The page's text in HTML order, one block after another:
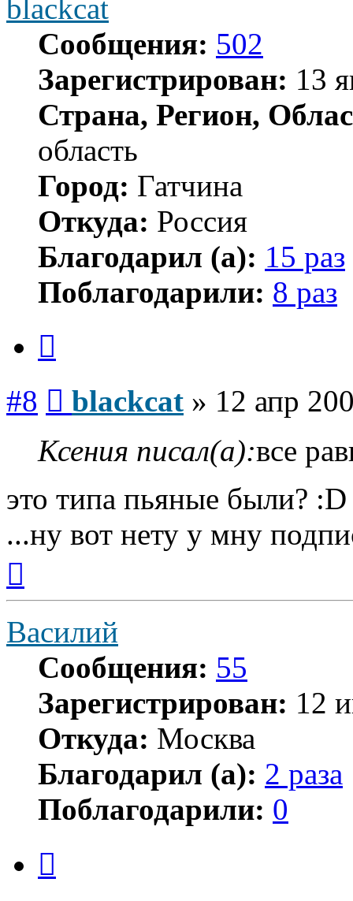
blackcat
Сообщения: 502
Зарегистрирован: 13
Страна, Регион,
область
Город: Гатчина
Откуда: Россия
Благодарил (а): 15 раз
Поблагодарили: 8 раз
#8 blackcat » 12 апр
Ксения писал(а):все
это типа пьяные были?
...ну вот нету у мну
началу
Василий
Сообщения: 55
Зарегистрирован: 12
Откуда: Москва
Благодарил (а): 2 раза
Поблагодарили: 0